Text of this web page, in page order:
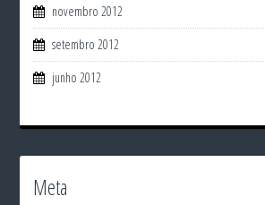
novembro 2012
setembro 2012
junho 2012
Meta